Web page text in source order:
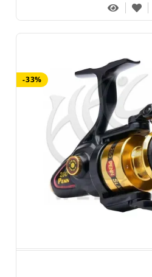
-33%